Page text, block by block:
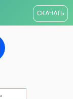
СКАЧАТЬ